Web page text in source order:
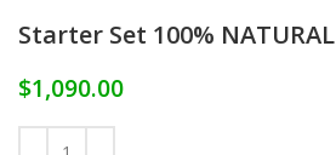
Starter Set 100% NATURAL
$1,090.00